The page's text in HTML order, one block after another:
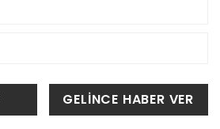
GELİNCE HABER VER